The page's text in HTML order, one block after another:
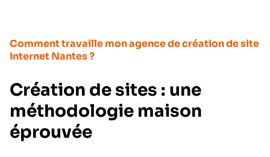
Comment travaille mon agence de création de site
internet Nantes ?
Création de sites : une
méthodologie maison
éprouvée